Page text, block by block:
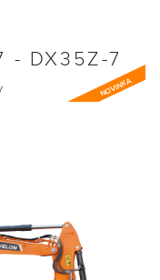
- DX35Z-7
NOVINKA